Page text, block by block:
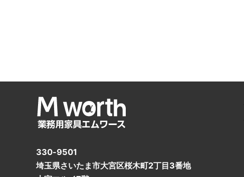
330-9501
埼玉県さいたま市大宮区桜木町2丁目3番地